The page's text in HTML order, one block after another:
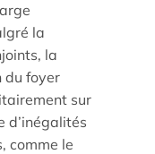
la
la
du foyer
sur
d’inégalités
comme le